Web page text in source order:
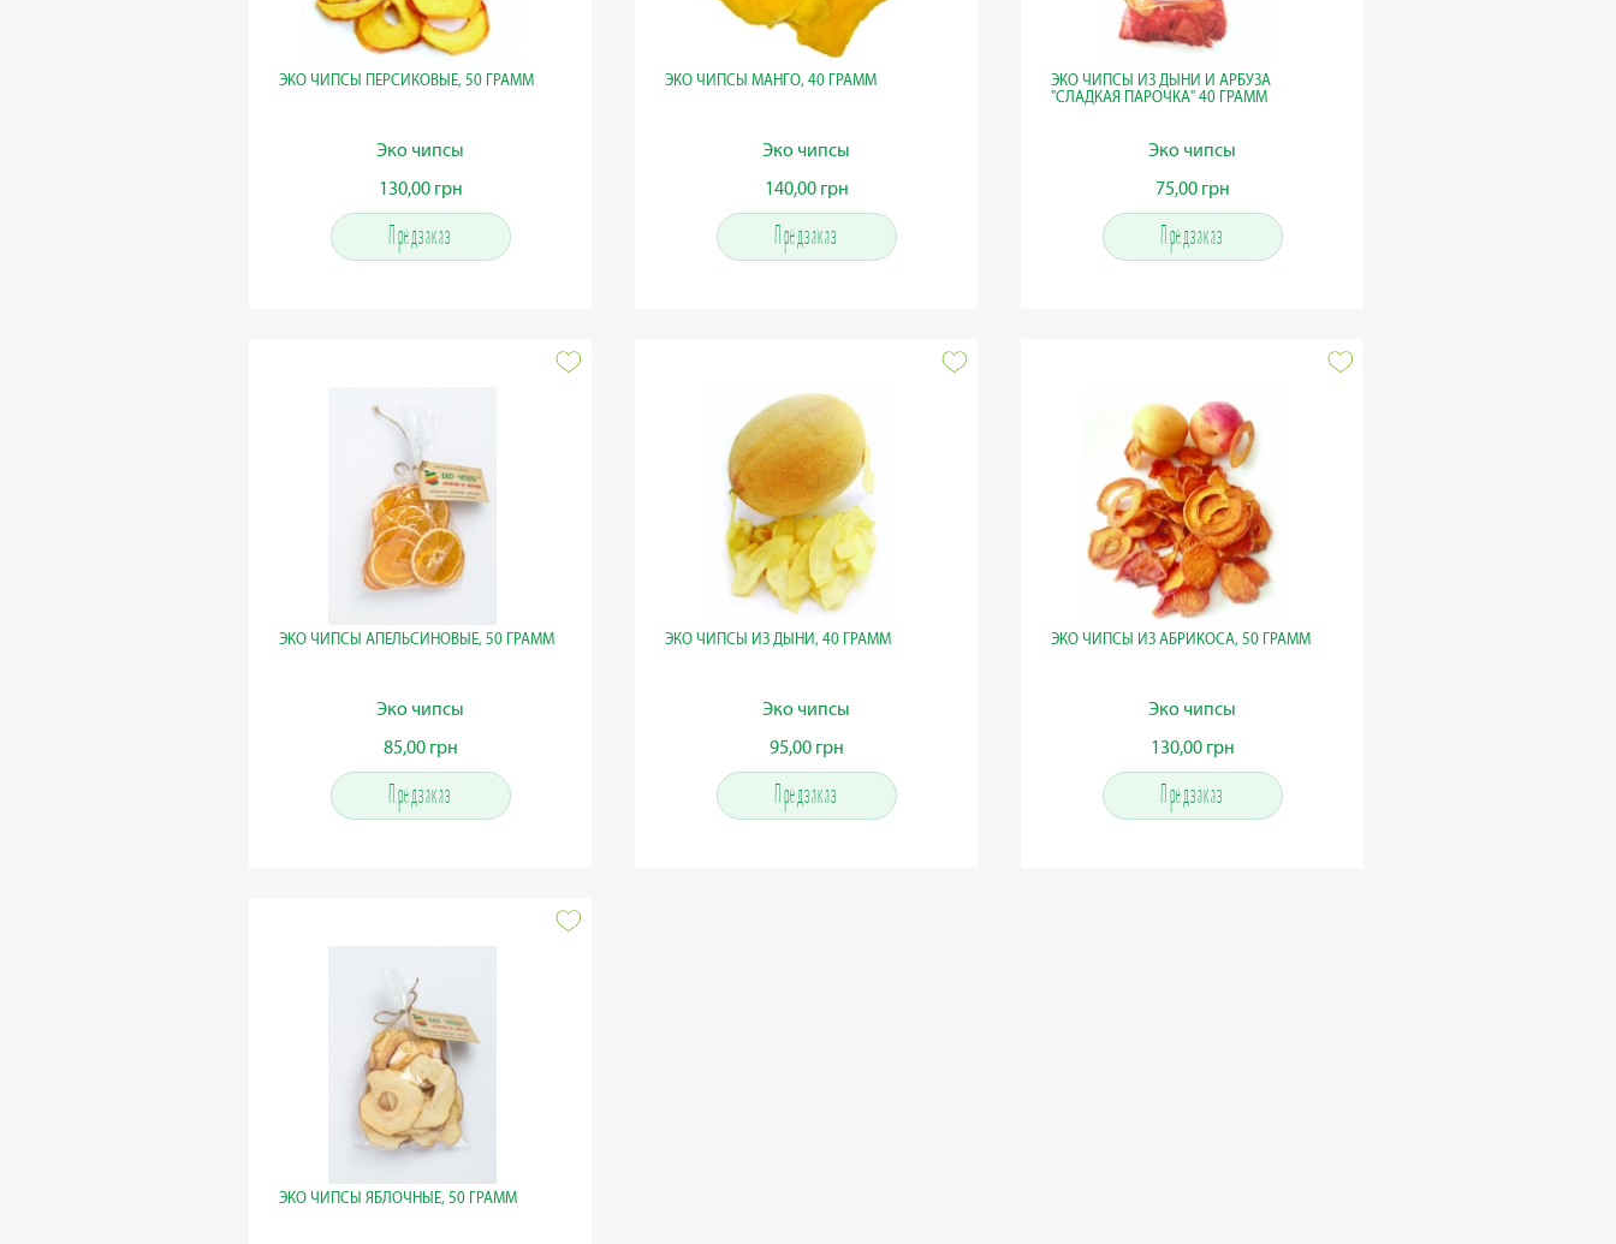
ЭКО ЧИПСЫ ПЕРСИКОВЫЕ, 50 ГРАММ
Эко чипсы
130,00 грн
Предзаказ
130,00 грн
Предзаказ
ЭКО ЧИПСЫ МАНГО, 40 ГРАММ
Эко чипсы
140,00 грн
Предзаказ
140,00 грн
Предзаказ
ЭКО ЧИПСЫ ИЗ ДЫНИ И АРБУЗА
"СЛАДКАЯ ПАРОЧКА" 40 ГРАММ
Эко чипсы
75,00 грн
Предзаказ
75,00 грн
Предзаказ
ЭКО ЧИПСЫ АПЕЛЬСИНОВЫЕ, 50 ГРАММ
Эко чипсы
85,00 грн
Предзаказ
85,00 грн
Предзаказ
ЭКО ЧИПСЫ ИЗ ДЫНИ, 40 ГРАММ
Эко чипсы
95,00 грн
Предзаказ
95,00 грн
Предзаказ
ЭКО ЧИПСЫ ИЗ АБРИКОСА, 50 ГРАММ
Эко чипсы
130,00 грн
Предзаказ
130,00 грн
Предзаказ
ЭКО ЧИПСЫ ЯБЛОЧНЫЕ, 50 ГРАММ